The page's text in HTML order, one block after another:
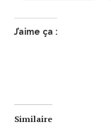
J’aime ça :
Similaire